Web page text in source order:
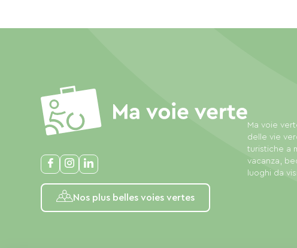
Nos plus belles voies vertes
Ma voie
delle vie
turistiche a
vacanza,
luoghi da